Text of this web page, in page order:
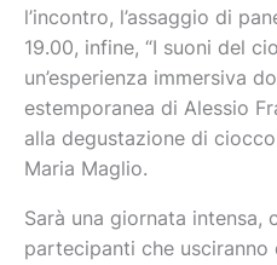
l’incontro, l’assaggio di
19.00, infine, “I suoni del
un’esperienza immersiva
estemporanea di Alessio
alla degustazione di
Maria Maglio.
Sarà una giornata intensa,
partecipanti che usciranno